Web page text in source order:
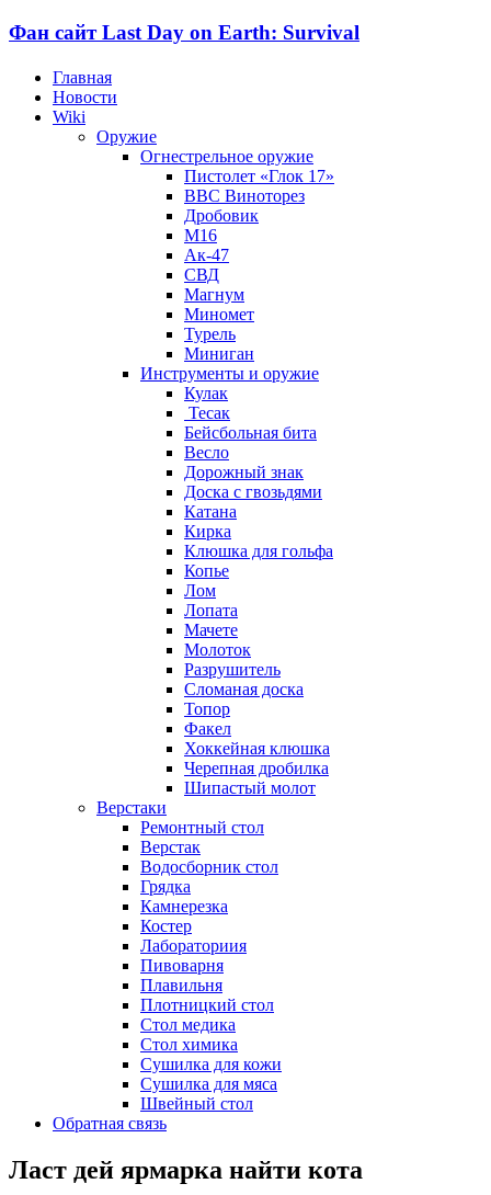
Фан сайт Last Day on Earth: Survival
Главная
Новости
Wiki
Оружие
Огнестрельное оружие
Пистолет «Глок 17»
ВВС Виноторез
Дробовик
М16
Ак-47
СВД
Магнум
Миномет
Турель
Миниган
Инструменты и оружие
Кулак
Тесак
Бейсбольная бита
Весло
Дорожный знак
Доска с гвозьдями
Катана
Кирка
Клюшка для гольфа
Копье
Лом
Лопата
Мачете
Молоток
Разрушитель
Сломаная доска
Топор
Факел
Хоккейная клюшка
Черепная дробилка
Шипастый молот
Верстаки
Ремонтный стол
Верстак
Водосборник стол
Грядка
Камнерезка
Костер
Лабораториия
Пивоварня
Плавильня
Плотницкий стол
Стол медика
Стол химика
Сушилка для кожи
Сушилка для мяса
Швейный стол
Обратная связь
Ласт дей ярмарка найти кота